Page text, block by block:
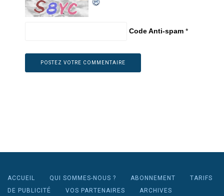
Code Anti-spam *
ACCUEIL QUI SOMMES-NOUS ? ABONNEMENT
TARIFS
DE PUBLICITÉ
VOS PARTENAIRES ARCHIVES